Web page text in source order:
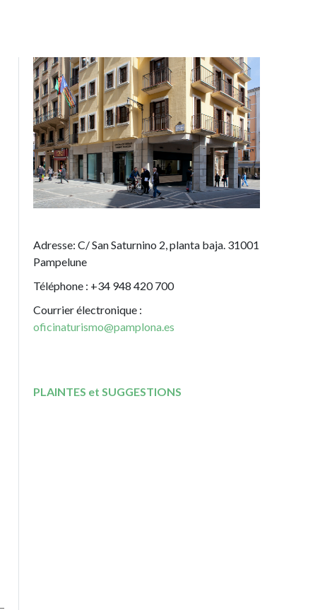
Imagen
Adresse: C/ San Saturnino 2, planta baja. 31001
Pampelune
Téléphone : +34 948 420 700
Courrier électronique :
oficinaturismo@pamplona.es
PLAINTES et SUGGESTIONS